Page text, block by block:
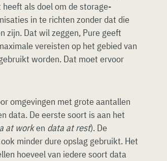
heeft als doel om de storage-
in te richten zonder dat die
zijn. Dat wil zeggen, Pure geeft
vereisten op het gebied van
worden. Dat moet ervoor
omgevingen met grote aantallen
data. De eerste soort is aan het
at worken data at rest). De
minder dure opslag gebruikt. Het
hoeveel van iedere soort data